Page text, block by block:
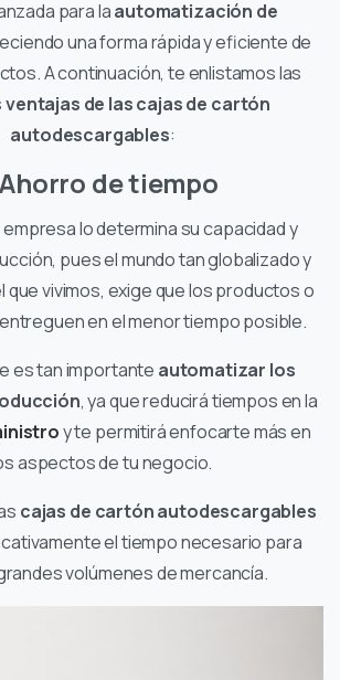
para laautomatización de
una forma rápida y eficiente de
A continuación, te enlistamos las
ventajas de las cajas de cartón
autodescargables:
Ahorro de tiempo
empresa lo determina su capacidad y
pues el mundo tan globalizado y
que vivimos, exige que los productos o
en el menor tiempo posible.
es tan importante automatizar los
, ya que reducirá tiempos en la
y te permitirá enfocarte más en
aspectos de tu negocio.
cajas de cartón autodescargables
el tiempo necesario para
volúmenes de mercancía.